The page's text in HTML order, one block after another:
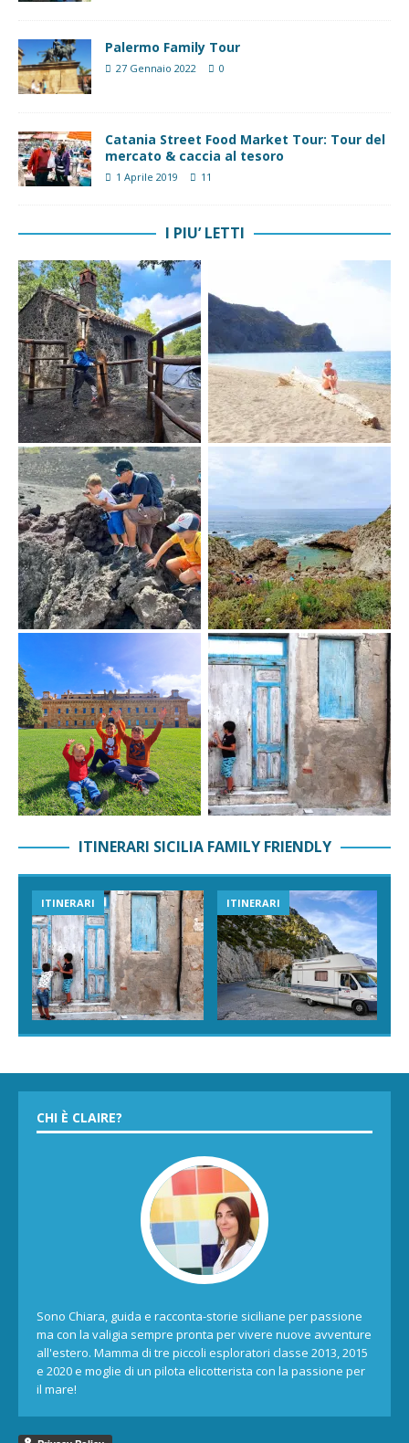
Palermo Family Tour
27 Gennaio 2022 0
Catania Street Food Market Tour: Tour del
mercato & caccia al tesoro
1 Aprile 2019 11
I PIU’ LETTI
ITINERARI SICILIA FAMILY FRIENDLY
ITINERARI ITINERARI
CHI È CLAIRE?
Sono Chiara, guida e racconta-storie siciliane per passione
ma con la valigia sempre pronta per vivere nuove avventure
all'estero. Mamma di tre piccoli esploratori classe 2013, 2015
e 2020 e moglie di un pilota elicotterista con la passione per
il mare!